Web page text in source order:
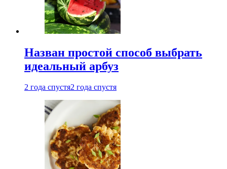
Назван простой способ выбрать
идеальный арбуз
2 года спустя2 года спустя